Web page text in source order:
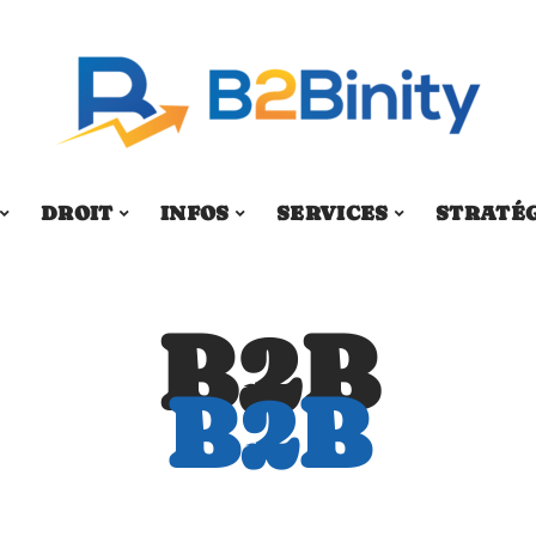
DROIT INFOS SERVICES
B2B
B2B